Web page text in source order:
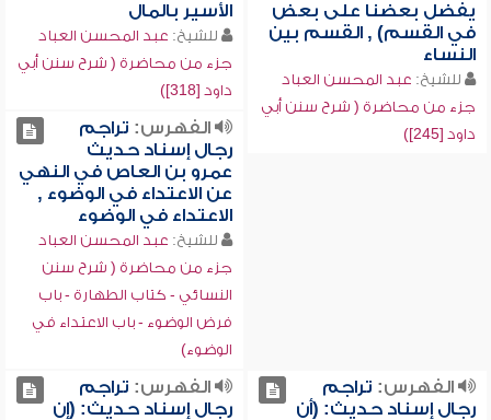
يفضل بعضنا على بعض
في القسم) , القسم بين
النساء
للشيخ: عبد المحسن العباد
جزء من محاضرة ( شرح سنن أبي
داود [245])
الأسير بالمال
للشيخ: عبد المحسن العباد
جزء من محاضرة ( شرح سنن أبي
داود [318])
الفهرس: تراجم
رجال إسناد حديث
عمرو بن العاص في النهي
عن الاعتداء في الوضوء ,
الاعتداء في الوضوء
للشيخ: عبد المحسن العباد
جزء من محاضرة ( شرح سنن
النسائي - كتاب الطهارة - باب
فرض الوضوء - باب الاعتداء في
الوضوء)
الفهرس: تراجم
رجال إسناد حديث: (أن
الفهرس: تراجم
رجال إسناد حديث: (إن